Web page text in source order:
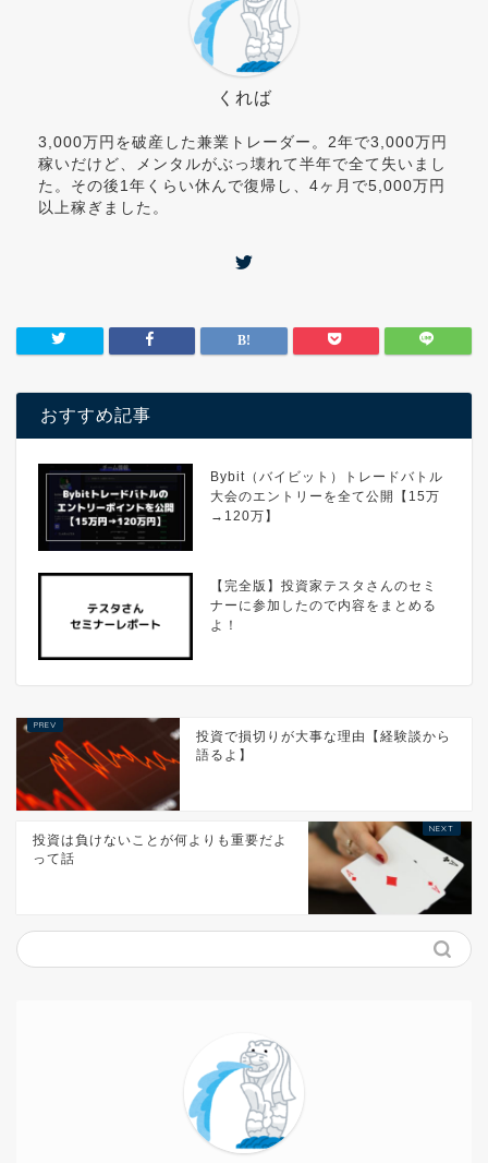
くれば
3,000万円を破産した兼業トレーダー。2年で3,000万円
稼いだけど、メンタルがぶっ壊れて半年で全て失いまし
た。その後1年くらい休んで復帰し、4ヶ月で5,000万円
以上稼ぎました。
おすすめ記事
Bybit（バイビット）トレードバトル
大会のエントリーを全て公開【15万
→120万】
【完全版】投資家テスタさんのセミ
ナーに参加したので内容をまとめる
よ！
投資で損切りが大事な理由【経験談から
語るよ】
投資は負けないことが何よりも重要だよ
って話